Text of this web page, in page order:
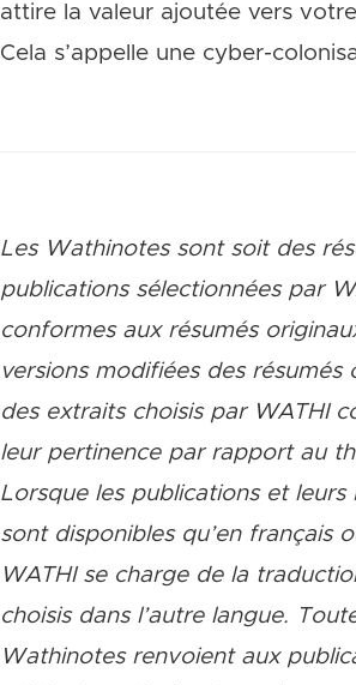
attire la valeur ajoutée vers
Cela s’appelle une cyber-
Les Wathinotes sont soit des rés
publications sélectionnées par
conformes aux résumés
versions modifiées des résumés
des extraits choisis par WATHI
leur pertinence par rapport au
Lorsque les publications et leurs
sont disponibles qu’en français
WATHI se charge de la
choisis dans l’autre langue.
Wathinotes renvoient aux